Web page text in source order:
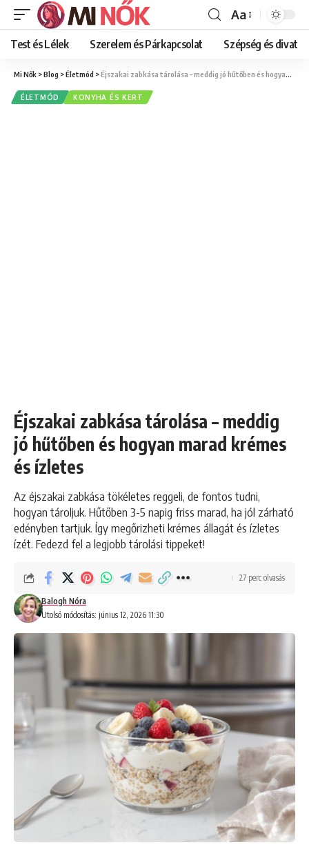
Font
Resizer
Aa
Test és Lélek Szerelem és Párkapcsolat Szépség és divat
Mi Nők >Blog >Életmód >Éjszakai zabkása tárolása – meddig jó hűtőben és hogyan marad krémes és ízletes
ÉLETMÓD KONYHA ÉS KERT
Éjszakai zabkása tárolása – meddig
jó hűtőben és hogyan marad krémes
és ízletes
Az éjszakai zabkása tökéletes reggeli, de fontos tudni,
hogyan tároljuk. Hűtőben 3-5 napig friss marad, ha jól zárható
edényben tartjuk. Így megőrizheti krémes állagát és ízletes
ízét. Fedezd fel a legjobb tárolási tippeket!
Utolsó módosítás: június 12, 2026 11:30
Balogh Nóra
27 perc olvasás